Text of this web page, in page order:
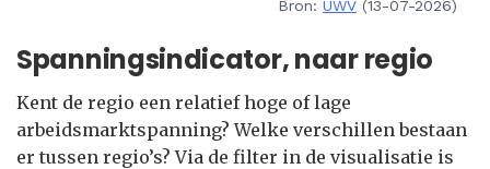
Bron: UWV (13-07-2026)
Spanningsindicator, naar regio
Kent de regio een relatief hoge of lage
arbeidsmarktspanning? Welke verschillen bestaan
er tussen regio’s? Via de filter in de visualisatie is